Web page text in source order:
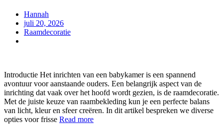
Hannah
juli 20, 2026
Raamdecoratie
Introductie Het inrichten van een babykamer is een spannend
avontuur voor aanstaande ouders. Een belangrijk aspect van de
inrichting dat vaak over het hoofd wordt gezien, is de raamdecoratie.
Met de juiste keuze van raambekleding kun je een perfecte balans
van licht, kleur en sfeer creëren. In dit artikel bespreken we diverse
opties voor frisse Read more